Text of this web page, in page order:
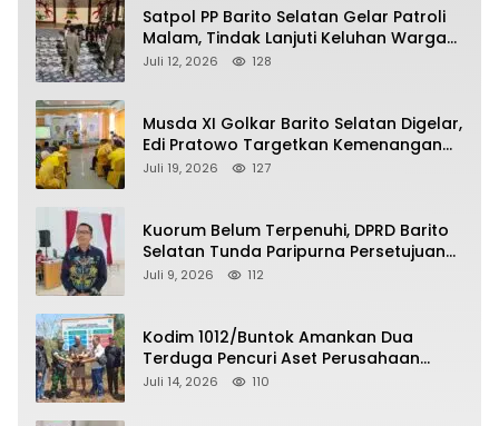
Satpol PP Barito Selatan Gelar Patroli
Malam, Tindak Lanjuti Keluhan Warga
soal Balap Liar dan Remaja Nongkrong
Juli 12, 2026 128
Musda XI Golkar Barito Selatan Digelar,
Edi Pratowo Targetkan Kemenangan
Partai pada Pemilu Mendatang
Juli 19, 2026 127
Kuorum Belum Terpenuhi, DPRD Barito
Selatan Tunda Paripurna Persetujuan
Raperda Pertanggungjawaban APBD
Juli 9, 2026 112
Kodim 1012/Buntok Amankan Dua
Terduga Pencuri Aset Perusahaan
Sitaan Satgas PKH, Satu Paket Diduga
Juli 14, 2026 110